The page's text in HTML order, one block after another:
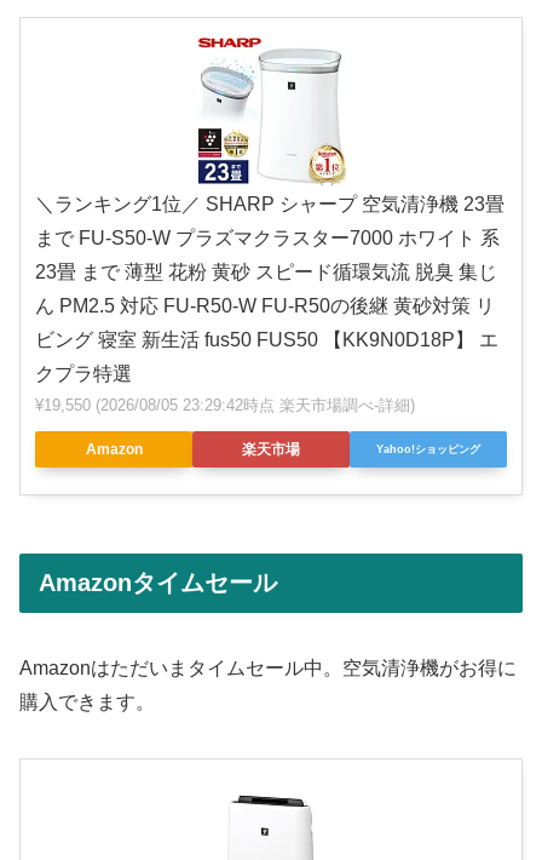
＼ランキング1位／ SHARP シャープ 空気清浄機 23畳
まで FU-S50-W プラズマクラスター7000 ホワイト 系
23畳 まで 薄型 花粉 黄砂 スピード循環気流 脱臭 集じ
ん PM2.5 対応 FU-R50-W FU-R50の後継 黄砂対策 リ
ビング 寝室 新生活 fus50 FUS50 【KK9N0D18P】 エ
クプラ特選
¥19,550 (2026/08/05 23:29:42時点 楽天市場調べ-詳細)
Amazon 楽天市場 Yahoo!ショッピング
Amazonタイムセール
Amazonはただいまタイムセール中。空気清浄機がお得に
購入できます。